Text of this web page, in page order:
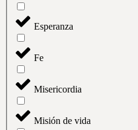
Esperanza
Fe
Misericordia
Misión de vida